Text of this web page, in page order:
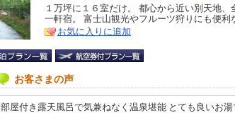
リ
ア
特
徴
１万坪に１６室だけ。 都心から近い別天地
一軒宿。 富士山観光やフルーツ狩りにも便利
お気に入りに追加
お客さまの声
部屋付き露天風呂で気兼ねなく温泉堪能 とても良いお